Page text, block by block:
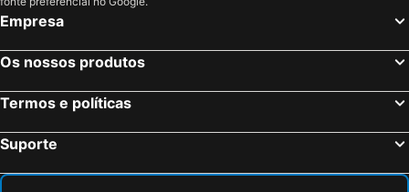
West End
St James Quarter
Rosslyn Chapel
Fort William Railway Station
Celtic Park Stadium
Victoria Park
Stockbridge
Scott Monument
Empresa
Os nossos produtos
Termos e políticas
Suporte